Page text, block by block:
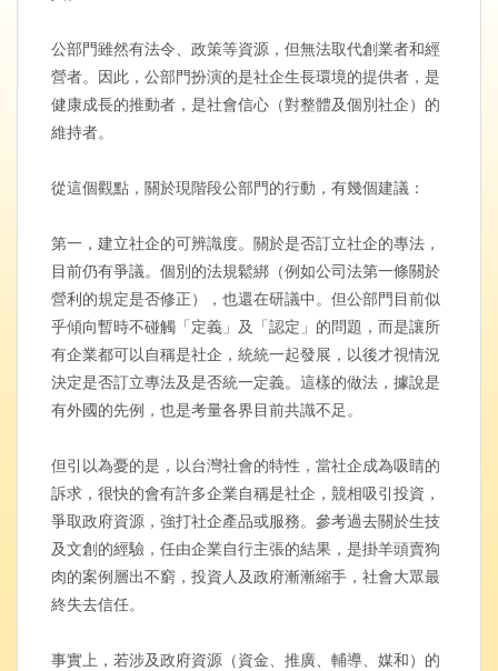
公部門雖然有法令、政策等資源，但無法取代創業者和經
營者。因此，公部門扮演的是社企生長環境的提供者，是
健康成長的推動者，是社會信心（對整體及個別社企）的
維持者。
從這個觀點，關於現階段公部門的行動，有幾個建議：
第一，建立社企的可辨識度。關於是否訂立社企的專法，
目前仍有爭議。個別的法規鬆綁（例如公司法第一條關於
營利的規定是否修正），也還在研議中。但公部門目前似
乎傾向暫時不碰觸「定義」及「認定」的問題，而是讓所
有企業都可以自稱是社企，統統一起發展，以後才視情況
決定是否訂立專法及是否統一定義。這樣的做法，據說是
有外國的先例，也是考量各界目前共識不足。
但引以為憂的是，以台灣社會的特性，當社企成為吸睛的
訴求，很快的會有許多企業自稱是社企，競相吸引投資，
爭取政府資源，強打社企產品或服務。參考過去關於生技
及文創的經驗，任由企業自行主張的結果，是掛羊頭賣狗
肉的案例層出不窮，投資人及政府漸漸縮手，社會大眾最
終失去信任。
事實上，若涉及政府資源（資金、推廣、輔導、媒和）的